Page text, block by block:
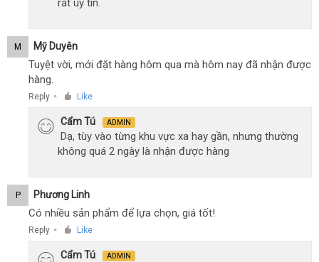
rất uy tín.
M Mỹ Duyên
Tuyệt vời, mới đặt hàng hôm qua mà hôm nay đã nhận được
hàng.
Reply ● Like
Cẩm Tú ADMIN
Dạ, tùy vào từng khu vực xa hay gần, nhưng thường
không quá 2 ngày là nhận được hàng
P Phương Linh
Có nhiều sản phẩm để lựa chọn, giá tốt!
Reply ● Like
Cẩm Tú ADMIN